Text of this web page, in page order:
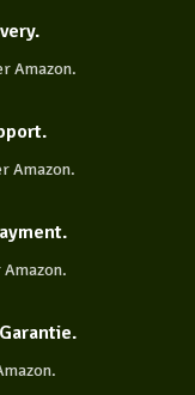
Amazon.
Amazon.